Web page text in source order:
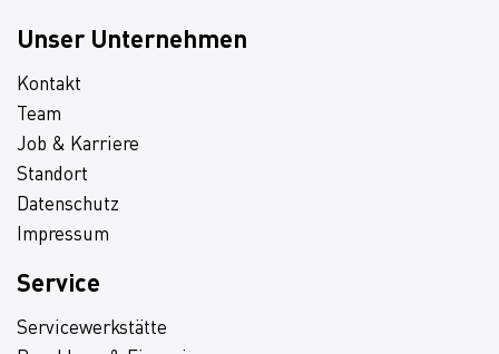
Unser Unternehmen
Kontakt
Team
Job & Karriere
Standort
Datenschutz
Impressum
Service
Servicewerkstätte